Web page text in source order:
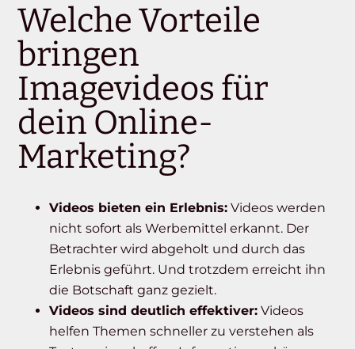
Welche Vorteile
bringen
Imagevideos für
dein Online-
Marketing?
Videos bieten ein Erlebnis: Videos werden
nicht sofort als Werbemittel erkannt. Der
Betrachter wird abgeholt und durch das
Erlebnis geführt. Und trotzdem erreicht ihn
die Botschaft ganz gezielt.
Videos sind deutlich effektiver: Videos
helfen Themen schneller zu verstehen als